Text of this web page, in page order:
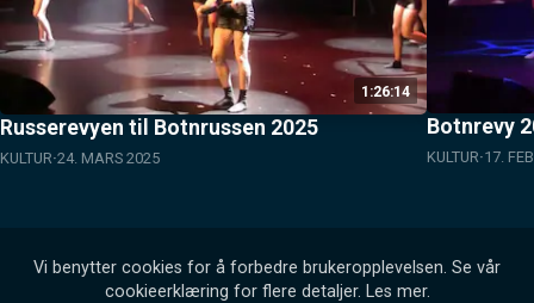
1:26:14
Russerevyen til Botnrussen 2025
KULTUR 24. MARS 2025
Botnrevy
KULTUR 17.
Vi benytter cookies for å forbedre brukeropplevelsen. Se vår
cookieerklæring for flere detaljer. Les mer.